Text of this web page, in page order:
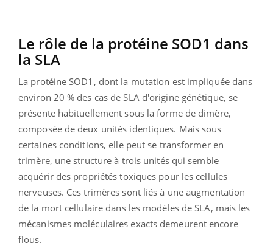
Le rôle de la protéine SOD1 dans
la SLA
La protéine SOD1, dont la mutation est impliquée dans
environ 20 % des cas de SLA d'origine génétique, se
présente habituellement sous la forme de dimère,
composée de deux unités identiques. Mais sous
certaines conditions, elle peut se transformer en
trimère, une structure à trois unités qui semble
acquérir des propriétés toxiques pour les cellules
nerveuses. Ces trimères sont liés à une augmentation
de la mort cellulaire dans les modèles de SLA, mais les
mécanismes moléculaires exacts demeurent encore
flous.